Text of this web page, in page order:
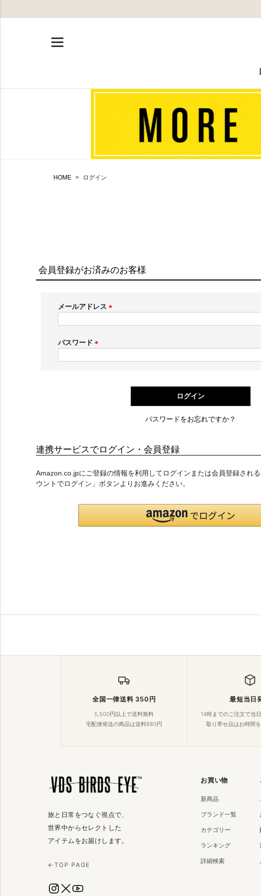
HOME ログイン
会員登録がお済みのお客様
メールアドレス
)
パスワード
ログイン
パスワードをお忘れですか？
連携サービスでログイン・会員登録
Amazon.co.jpにご登録の情報を利用してログインまたは会員登録され
ウントでログイン」ボタンよりお進みください。
全国一律送料 350円
5,500円以上で送料無料
宅配便発送の商品は送料880円
最短当日
14時までのご注文で当
取り寄せ品はお時間
旅と日常をつなぐ視点で、
世界中からセレクトした
アイテムをお届けします。
← TOP PAGE
お買い物
新商品
ブランド一覧
カテゴリー
ランキング
詳細検索